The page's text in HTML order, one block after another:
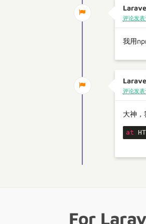
评论发
我用
评论发
大神
at
For